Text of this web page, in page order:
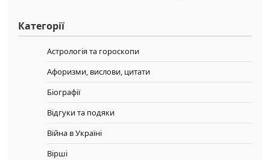
Категорії
Астрологія та гороскопи
Афоризми, вислови, цитати
Біографії
Відгуки та подяки
Війна в Україні
Вірші